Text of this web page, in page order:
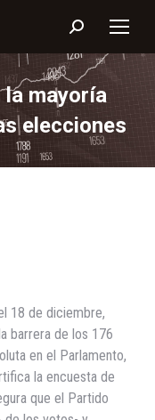
Buscar:
la mayoría
elecciones
18 de diciembre,
barrera de los 176
en el Parlamento,
la encuesta de
que el Partido